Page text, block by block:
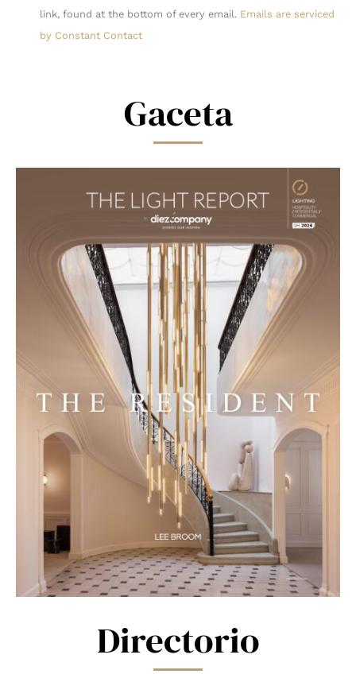
Please
leave
link, found at the bottom of every email. Emails are serviced
by Constant Contact
Gaceta
Directorio